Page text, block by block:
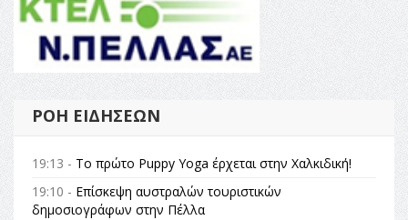
ΡΟΉ ΕΙΔΉΣΕΩΝ
19:13 - Το πρώτο Puppy Yoga έρχεται στην Χαλκιδική!
19:10 - Επίσκεψη αυστραλών τουριστικών
δημοσιογράφων στην Πέλλα